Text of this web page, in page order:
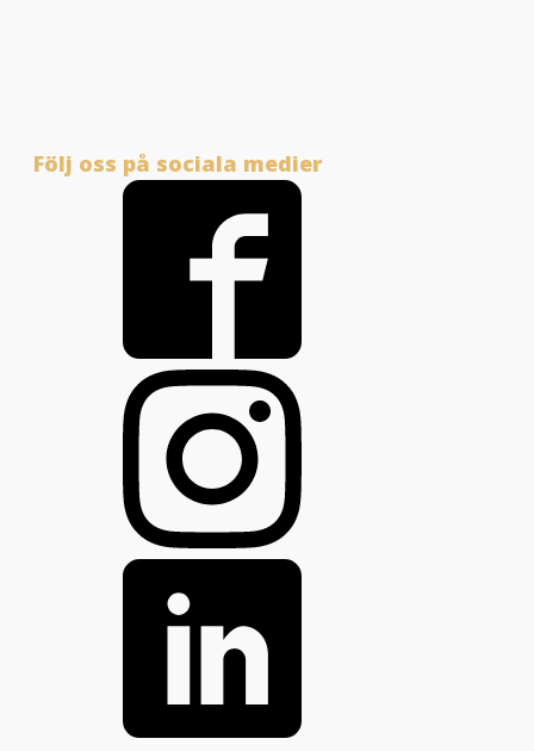
Följ oss på sociala medier